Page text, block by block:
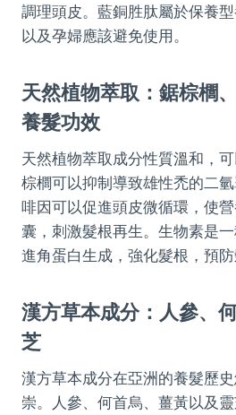
調理頭皮。藍銅胜肽屬於保養
以及孕婦應該避免使用。
天然植物萃取：鋸棕櫚
養髮功效
天然植物萃取成分性質溫和，
棕櫚可以抑制導致雄性禿的二
啡因可以促進頭皮微循環，使
囊，刺激髮根再生。生物素是
進角蛋白生成，強化髮根，預防
漢方草本成分：人參、
芝
漢方草本成分在亞洲的養髮歷
崇。人參、何首烏、薑黃以及